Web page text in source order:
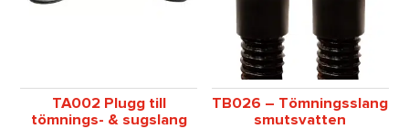
TA002 Plugg till
tömnings- & sugslang
TB026 – Tömningsslang
smutsvatten